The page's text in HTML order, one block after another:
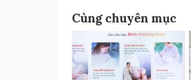
Cùng chuyên mục